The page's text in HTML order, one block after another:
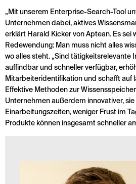
„Mit unserem Enterprise-Search-Tool
Unternehmen dabei, aktives
erklärt Harald Kicker von Aptean. Es sei
Redewendung: Man muss nicht alles
wo alles steht. „Sind tätigkeitsrelevante
auffindbar und schneller verfügbar,
Mitarbeiteridentifikation und schafft auf
Effektive Methoden zur
Unternehmen außerdem innovativer,
Einarbeitungszeiten, weniger Frust im
Produkte können insgesamt schneller